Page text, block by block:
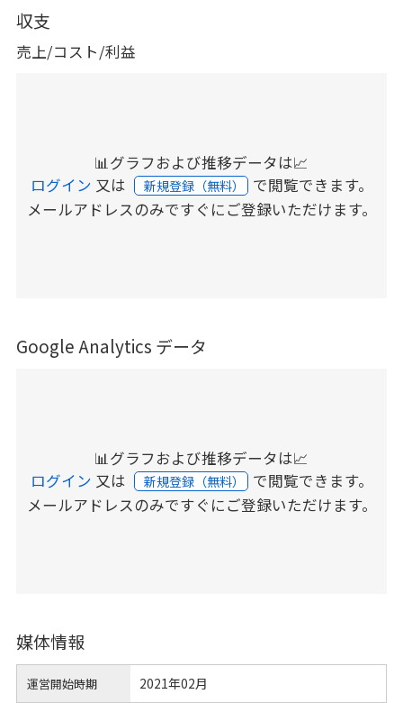
収支
売上/コスト/利益
📊グラフおよび推移データは📈
ログイン 又は 新規登録（無料） で閲覧できます。
メールアドレスのみですぐにご登録いただけます。
Google Analytics データ
📊グラフおよび推移データは📈
ログイン 又は 新規登録（無料） で閲覧できます。
メールアドレスのみですぐにご登録いただけます。
媒体情報
運営開始時期 2021年02月